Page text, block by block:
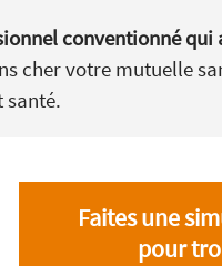
conventionné qui
cher votre mutuelle
santé.
Faites une
pour